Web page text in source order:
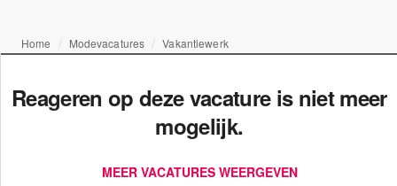
Home Modevacatures Vakantiewerk
Reageren op deze vacature is niet meer
mogelijk.
MEER VACATURES WEERGEVEN